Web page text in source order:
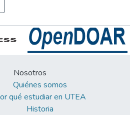
Nosotros
Quiénes somos
qué estudiar en UTEA
Historia